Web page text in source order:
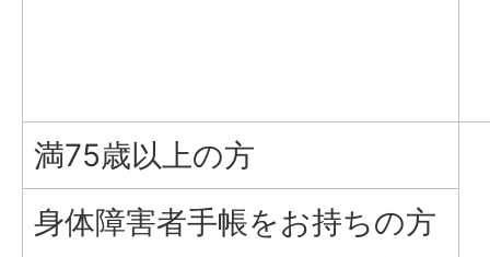
満75歳以上の方
身体障害者手帳をお持ちの方